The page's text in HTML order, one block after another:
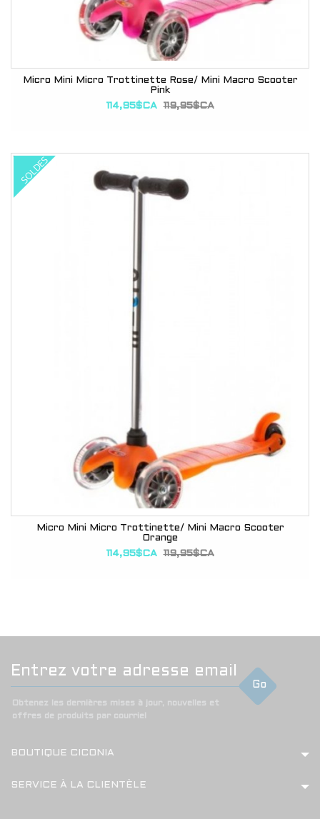
Micro Mini Micro Trottinette Rose/ Mini Macro Scooter
Pink
114,95$CA
119,95$CA
SOLDES
Micro Mini Micro Trottinette/ Mini Macro Scooter
Orange
114,95$CA
119,95$CA
Go
Obtenez les dernières mises à jour, nouvelles et
offres de produits par courriel
BOUTIQUE CICONIA
SERVICE À LA CLIENTÈLE